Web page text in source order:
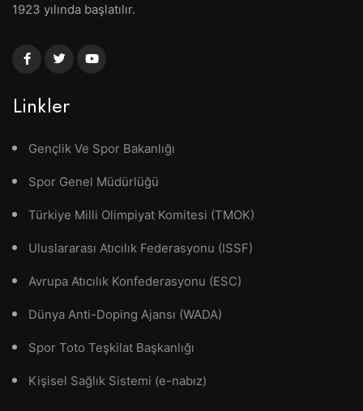
1923 yılında başlatılır.
Linkler
Gençlik Ve Spor Bakanlığı
Spor Genel Müdürlüğü
Türkiye Milli Olimpiyat Komitesi (TMOK)
Uluslararası Atıcılık Federasyonu (ISSF)
Avrupa Atıcılık Konfederasyonu (ESC)
Dünya Anti-Doping Ajansı (WADA)
Spor Toto Teşkilat Başkanlığı
Kişisel Sağlık Sistemi (e-nabız)